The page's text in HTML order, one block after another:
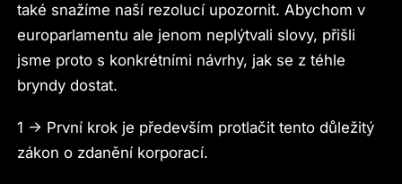
také snažíme naší rezolucí upozornit. Abychom v
europarlamentu ale jenom neplýtvali slovy, přišli
jsme proto s konkrétními návrhy, jak se z téhle
bryndy dostat.
1 -> První krok je především protlačit tento důležitý
zákon o zdanění korporací.